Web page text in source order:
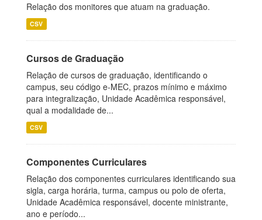
Relação dos monitores que atuam na graduação.
CSV
Cursos de Graduação
Relação de cursos de graduação, identificando o
campus, seu código e-MEC, prazos mínimo e máximo
para integralização, Unidade Acadêmica responsável,
qual a modalidade de...
CSV
Componentes Curriculares
Relação dos componentes curriculares identificando sua
sigla, carga horária, turma, campus ou polo de oferta,
Unidade Acadêmica responsável, docente ministrante,
ano e período...